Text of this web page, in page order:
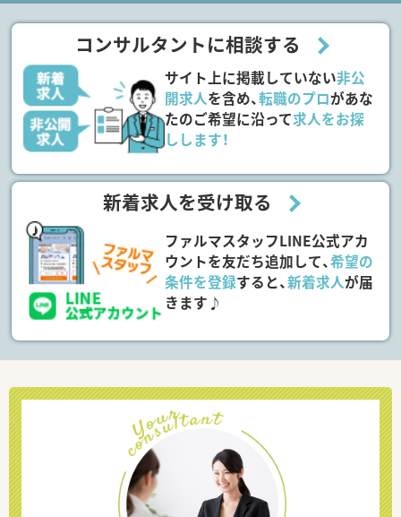
コンサルタントに相談する
サイト上に掲載していない非公
開求人を含め、転職のプロがあな
たのご希望に沿って求人をお探
しします！
新着求人を受け取る
ファルマスタッフLINE公式アカ
ウントを友だち追加して、希望の
条件を登録すると、新着求人が届
きます♪